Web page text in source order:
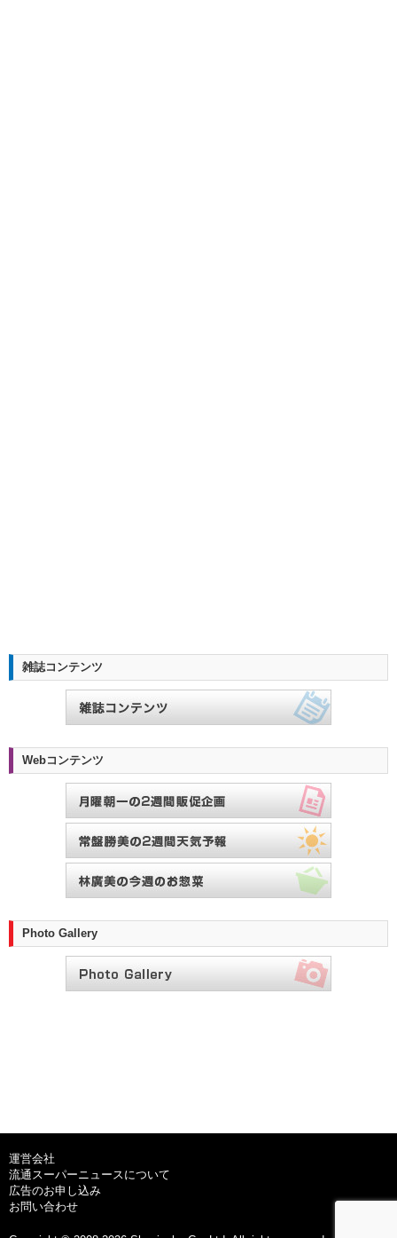
雑誌コンテンツ
Webコンテンツ
Photo Gallery
運営会社
流通スーパーニュースについて
広告のお申し込み
お問い合わせ